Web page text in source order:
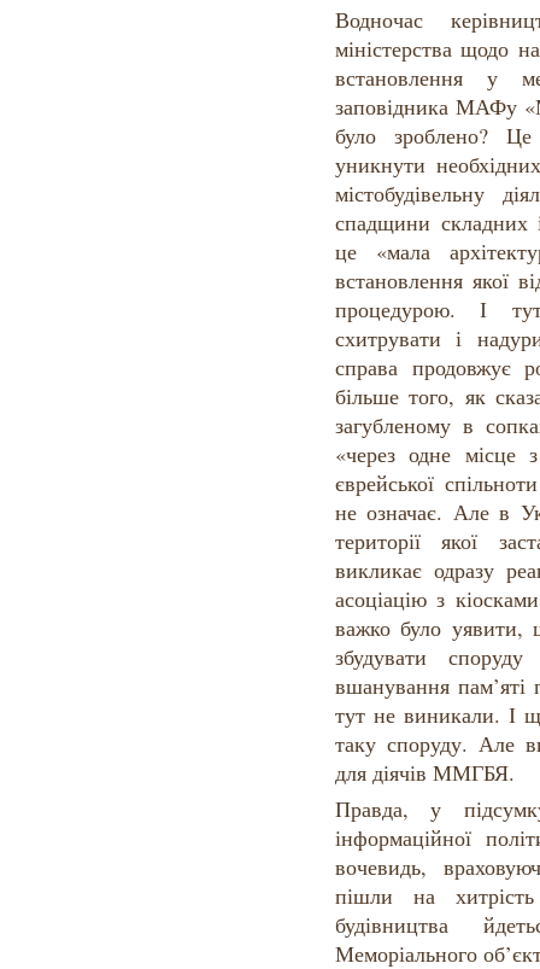
Водночас
міністерства щодо
встановлення у
заповідника МАФу
було зроблено?
уникнути
містобудівельну
спадщини
це «мала
встановлення якої
процедурою. І
схитрувати і
справа продовжує
більше того, як
загубленому в
«через одне місце
єврейської
не означає. Але в
території якої
викликає одразу
асоціацію з
важко було
збудувати
вшанування пам’яті
тут не виникали. І
таку споруду. Але
для діячів ММГБЯ.
Правда, у
інформаційної
вочевидь,
пішли на
будівництва
Меморіального